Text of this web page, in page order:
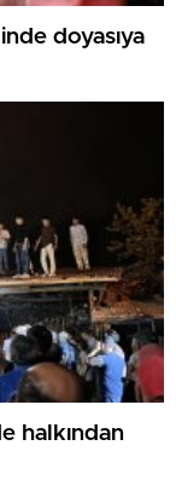
doyasıya
halkından